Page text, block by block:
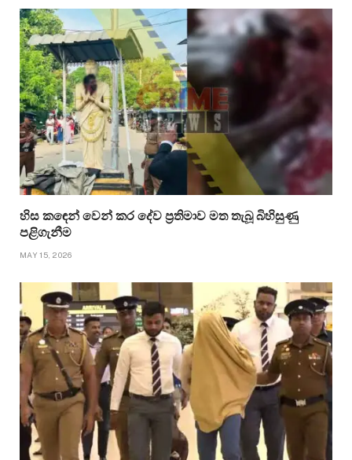
හිස කඳෙන් වෙන් කර දේව ප්‍රතිමාව මත තැබූ බිහිසුණු
පළිගැනීම
MAY 15, 2026